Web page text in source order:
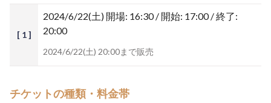
[ 1 ]
2024/6/22(土) 開場: 16:30 / 開始: 17:00 / 終了:
20:00
2024/6/22(土) 20:00まで販売
チケットの種類・料金帯